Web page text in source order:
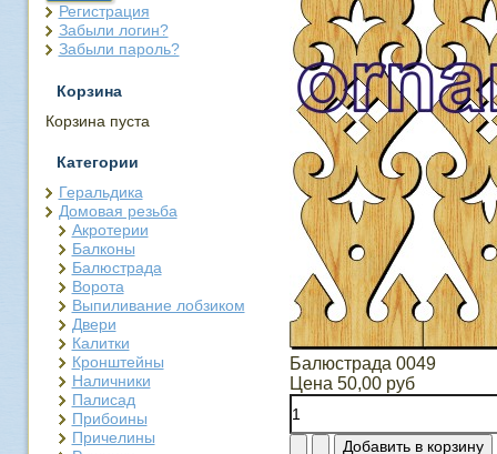
Регистрация
Забыли логин?
Забыли пароль?
Корзина
Корзина пуста
Категории
Геральдика
Домовая резьба
Акротерии
Балконы
Балюстрада
Ворота
Выпиливание лобзиком
Двери
Калитки
Кронштейны
Наличники
Палисад
Прибоины
Причелины
Балюстрада 0049
Цена 50,00 руб